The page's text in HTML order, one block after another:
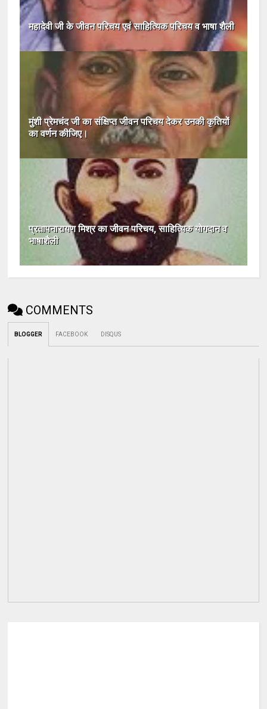
महादेवी जी के जीवन परिचय एवं साहित्यिक परिचय व भाषा शैली
मुंशी प्रेमचंद जी का संक्षिप्त जीवन परिचय देकर उनकी कृतियों
का वर्णन कीजिए।
प्रतापनारायण मिश्र का जीवन परिचय, साहित्यिक योगदान व
भाषाशैली
COMMENTS
BLOGGER FACEBOOK DISQUS